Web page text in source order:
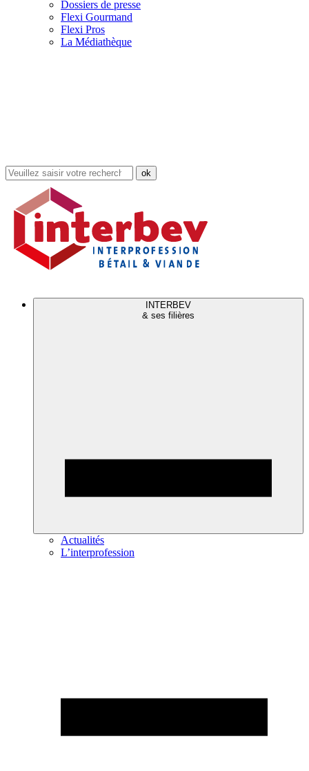
Dossiers de presse
Flexi Gourmand
Flexi Pros
La Médiathèque
Rechercher
dans
site
INTERBEV
& ses filières
Actualités
L’interprofession